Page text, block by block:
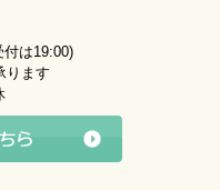
付は19:00)
ります